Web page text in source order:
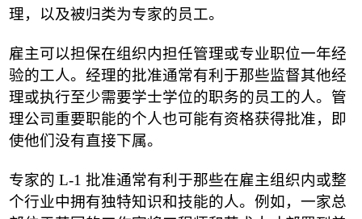
理，以及被归类为专家的员工。
雇主可以担保在组织内担任管理或专业职位一年经
验的工人。经理的批准通常有利于那些监督其他经
理或执行至少需要学士学位的职务的员工的人。管
理公司重要职能的个人也可能有资格获得批准，即
使他们没有直接下属。
专家的 L-1 批准通常有利于那些在雇主组织内或整
个行业中拥有独特知识和技能的人。例如，一家总